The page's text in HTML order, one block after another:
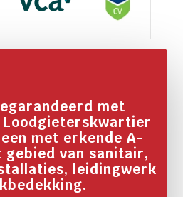
met
Loodgieterskwartier
met erkende A-
gebied van sanitair,
leidingwerk